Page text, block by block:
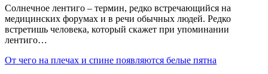
Солнечное лентиго – термин, редко встречающийся на
медицинских форумах и в речи обычных людей. Редко
встретишь человека, который скажет при упоминании
лентиго…
От чего на плечах и спине появляются белые пятна